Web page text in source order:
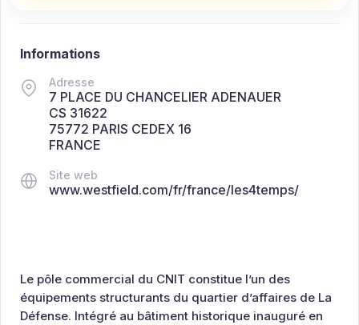
Le pôle commercial du CNIT constitue l’un des
équipements structurants du quartier d’affaires de La
Défense. Intégré au bâtiment historique inauguré en
Informations
Adresse
7 PLACE DU CHANCELIER ADENAUER
CS 31622
75772 PARIS CEDEX 16
FRANCE
Site web
www.westfield.com/fr/france/les4temps/